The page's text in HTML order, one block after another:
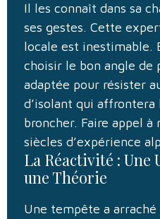
Il les connaît dans sa
ses gestes. Cette
locale est inestimable.
choisir le bon angle de
adaptée pour résister
d’isolant qui
broncher. Faire appel à
siècles d’expérience
La Réactivité : Une
une Théorie
Une tempête a